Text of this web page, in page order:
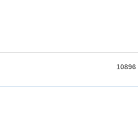
10896